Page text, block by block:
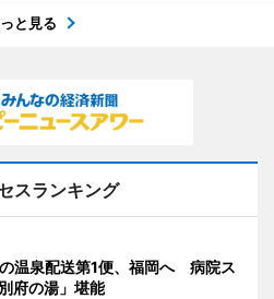
と見る
スランキング
温泉配送第1便、福岡へ 病院ス
府の湯」堪能